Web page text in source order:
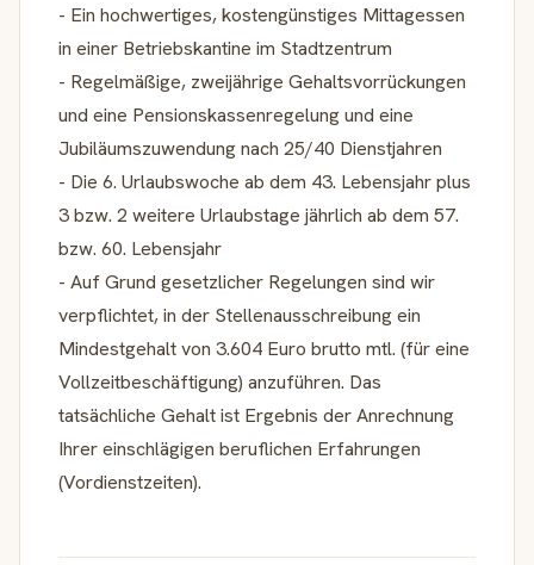
- Ein hochwertiges, kostengünstiges Mittagessen
in einer Betriebskantine im Stadtzentrum
- Regelmäßige, zweijährige Gehaltsvorrückungen
und eine Pensionskassenregelung und eine
Jubiläumszuwendung nach 25/40 Dienstjahren
- Die 6. Urlaubswoche ab dem 43. Lebensjahr plus
3 bzw. 2 weitere Urlaubstage jährlich ab dem 57.
bzw. 60. Lebensjahr
- Auf Grund gesetzlicher Regelungen sind wir
verpflichtet, in der Stellenausschreibung ein
Mindestgehalt von 3.604 Euro brutto mtl. (für eine
Vollzeitbeschäftigung) anzuführen. Das
tatsächliche Gehalt ist Ergebnis der Anrechnung
Ihrer einschlägigen beruflichen Erfahrungen
(Vordienstzeiten).